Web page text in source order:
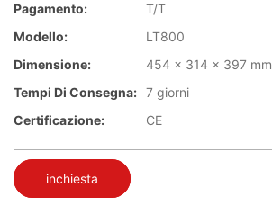
Pagamento:
T/T
Modello:
LT800
Dimensione:
454 x 314 x 397 mm
Tempi Di Consegna: 7 giorni
Certificazione:
CE
inchiesta